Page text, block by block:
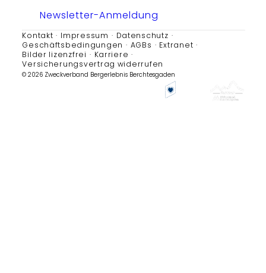
Newsletter-Anmeldung
Kontakt Impressum
Datenschutz
Geschäftsbedingungen
AGBs
Extranet
Bilder lizenzfrei
Karriere
Versicherungsvertrag widerrufen
© 2026 Zweckverband Bergerlebnis Berchtesgaden